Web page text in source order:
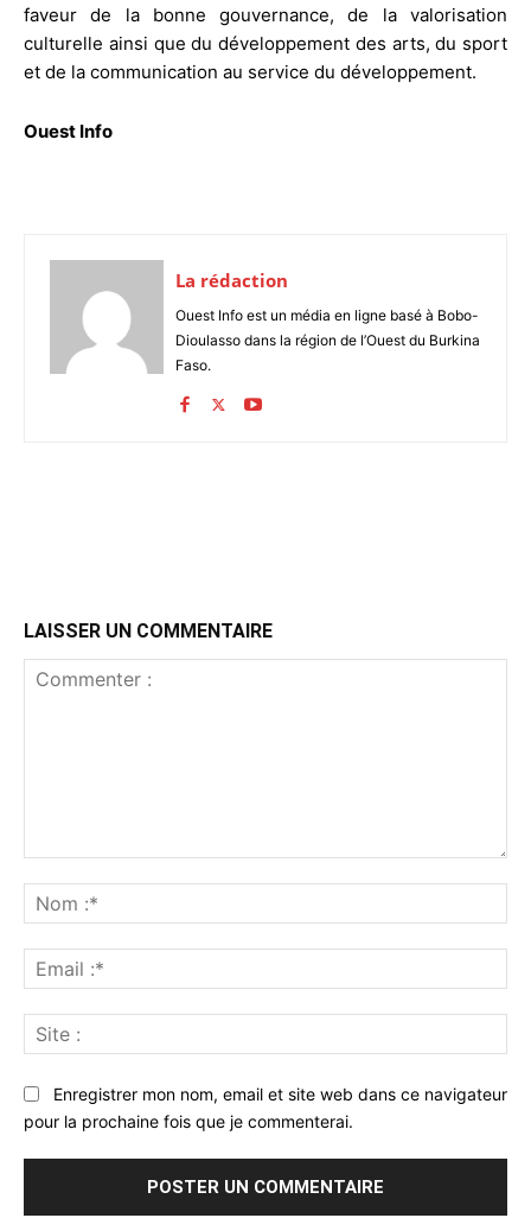
faveur de la bonne gouvernance, de la valorisation
culturelle ainsi que du développement des arts, du sport
et de la communication au service du développement.
Ouest Info
La rédaction
Ouest Info est un média en ligne basé à Bobo-
Dioulasso dans la région de l’Ouest du Burkina
Faso.
LAISSER UN COMMENTAIRE
:*
:*
:
Enregistrer mon nom, email et site web dans ce navigateur
pour la prochaine fois que je commenterai.